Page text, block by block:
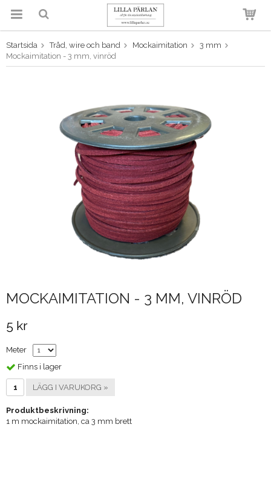
Produkten har blivit tillagd i
varukorgen
Startsida Tråd, wire och band Mockaimitation
3 mm
Mockaimitation - 3 mm, vinröd
MOCKAIMITATION - 3 MM, VINRÖD
5 kr
Meter
Finns i lager
LÄGG I VARUKORG »
Produktbeskrivning:
1 m mockaimitation, ca 3 mm brett